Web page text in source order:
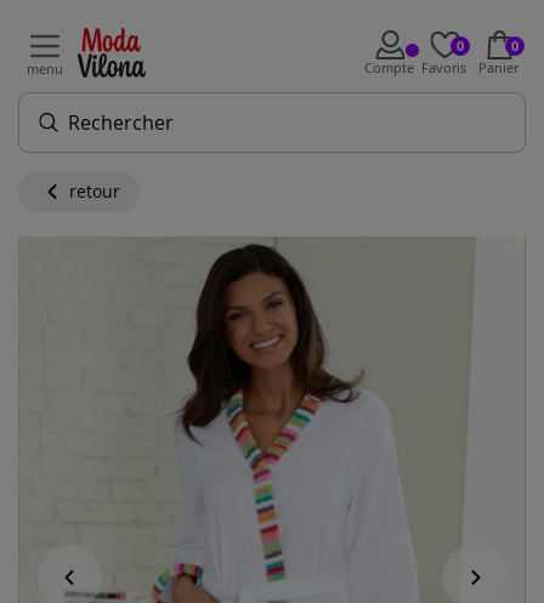
menu Compte
0
Favoris
0
Panier
retour